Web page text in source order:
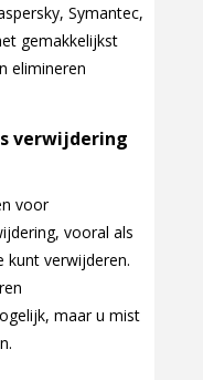
Symantec,
gemakkelijkst
elimineren
verwijdering
voor
vooral als
kunt verwijderen.
maar u mist